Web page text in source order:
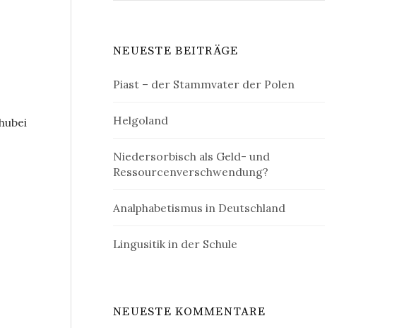
NEUESTE BEITRÄGE
Piast – der Stammvater der Polen
Helgoland
Niedersorbisch als Geld- und
Ressourcenverschwendung?
Analphabetismus in Deutschland
Lingusitik in der Schule
NEUESTE KOMMENTARE